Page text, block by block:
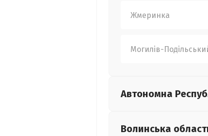
Жмеринка
Могилів-
Автономна
Волинська